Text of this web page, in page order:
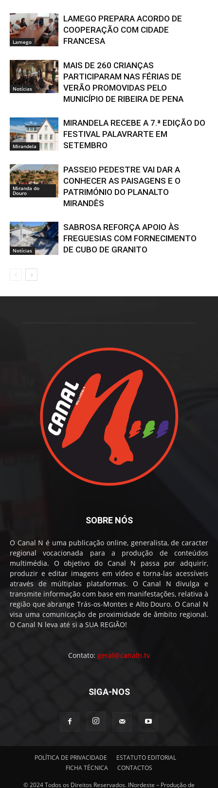
Lamego
LAMEGO PREPARA ACORDO DE
COOPERAÇÃO COM CIDADE
FRANCESA
Notícias
MAIS DE 260 CRIANÇAS
PARTICIPARAM NAS FÉRIAS DE
VERÃO PROMOVIDAS PELO
MUNICÍPIO DE RIBEIRA DE PENA
Mirandela
MIRANDELA RECEBE A 7.ª EDIÇÃO DO
FESTIVAL PALAVRARTE EM
SETEMBRO
Miranda do
Douro
PASSEIO PEDESTRE VAI DAR A
CONHECER AS PAISAGENS E O
PATRIMÓNIO DO PLANALTO
MIRANDÊS
Notícias
SABROSA REFORÇA APOIO ÀS
FREGUESIAS COM FORNECIMENTO
DE CUBO DE GRANITO
SOBRE NÓS
O Canal N é uma publicação online, generalista, de caracter
regional vocacionada para a produção de conteúdos
multimédia. O objetivo do Canal N passa por adquirir,
produzir e editar imagens em vídeo e torna-las acessíveis
através de múltiplas plataformas. O Canal N divulga e
transmite informação com base em manifestações, relativa à
região que abrange Trás-os-Montes e Alto Douro. O Canal N
visa uma comunicação de proximidade de âmbito regional.
O Canal N leva até si a SUA REGIÃO!
Contato: geral@canaln.tv
SIGA-NOS
POLÍTICA DE PRIVACIDADE
ESTATUTO EDITORIAL
FICHA TÉCNICA
CONTACTOS
© 2024 Todos os Direitos Reservados. INordeste – Produção de